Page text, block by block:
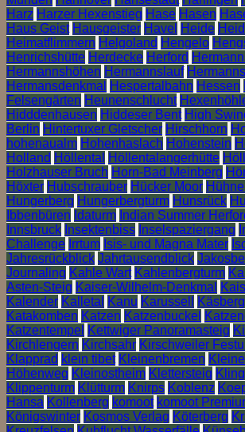
Harz Harzer Hexenstieg Hase Hasen
Haus Geist Hausgeister Havel Heide
Heimatflimmern Helgoland Hengelo
Henrichshütte Herdecke Herford
Hermannshöhen Hermannslauf
Hermansdenkmal
Hespertalbahn Hessen
Felsengärten Heunenschlucht
Hidddenhausen Hiddeser Bent High
Berlin Hintertuxer Gletscher Hirschhorn
hohenaualm Hohenhaslach Hohenstein
Holland Höllental Höllentalangerhütte
Holzhauser Bruch Horn-Bad Meinberg
Höxter Hubschrauber Hücker Moor
Hungerberg Hungerbergturm Hunsrück
Ibbenbüren Idaturm Indian Summer
Innsbruck Insektenbiss Inselspaziergang
Challenge Irrtum Isis- und Magna Mater
Jahresrückblick Jahrtausendblick
Journaling Kahle Wart Kahlenbergturm
Asten-Steig Kaiser-Wilhelm-Denkmal
Kalender Kalletal Kanu Karussell
Katakomben Katzen Katzenbuckel
Katzentempel Kettwiger Panoramasteig
Kirchlengern Kirchsahr Kirschweiler
Klapprad klein tibet Kleinenbremen
Höhenweg Kleinostheim Klettersteig
Klippenturm Klütturm Knirps Koblenz
Hansa Kollenberg komoot komoot
Königswinter Kosmos Verlag Köterberg